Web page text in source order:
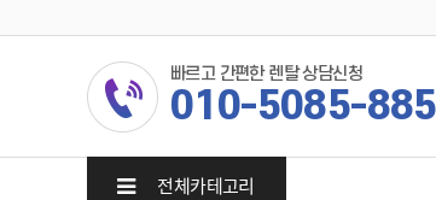
빠르고 간편한 렌탈 상담신청
010-5085-
전체카테고리